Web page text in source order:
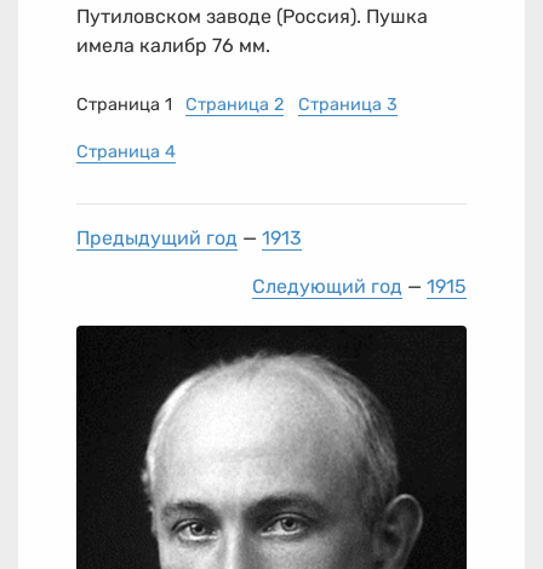
Путиловском заводе (Россия). Пушка
имела калибр 76 мм.
Страница 1 Страница 2 Страница 3
Страница 4
Предыдущий год — 1913
Следующий год — 1915